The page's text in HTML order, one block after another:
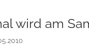
wird am